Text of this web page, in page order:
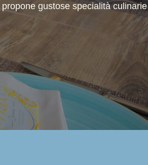
gustose specialità